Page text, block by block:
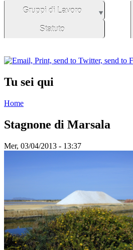
Gruppi di Lavoro
Statuto
Tu sei qui
Home
Stagnone di Marsala
Mer, 03/04/2013 - 13:37